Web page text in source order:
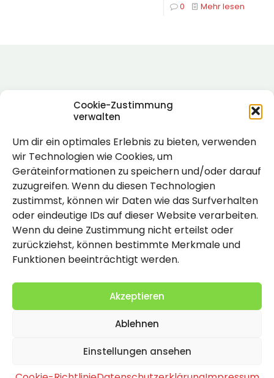
Cookie-Zustimmung
verwalten
Um dir ein optimales Erlebnis zu bieten, verwenden
wir Technologien wie Cookies, um
Geräteinformationen zu speichern und/oder darauf
zuzugreifen. Wenn du diesen Technologien
zustimmst, können wir Daten wie das Surfverhalten
oder eindeutige IDs auf dieser Website verarbeiten.
Wenn du deine Zustimmung nicht erteilst oder
zurückziehst, können bestimmte Merkmale und
Funktionen beeinträchtigt werden.
Akzeptieren
Ablehnen
Einstellungen ansehen
0 Mehr lesen
Rechtlich
Impressum
Datenschutzerklärung
Cookie-Richtlinie (EU)